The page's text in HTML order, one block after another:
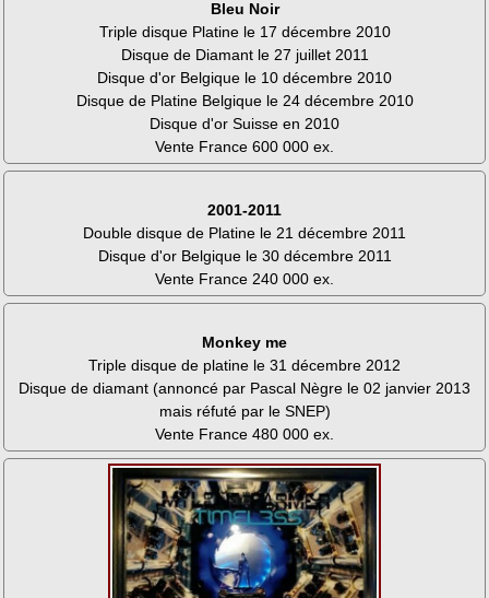
Bleu Noir
Triple disque Platine le 17 décembre 2010
Disque de Diamant le 27 juillet 2011
Disque d'or Belgique le 10 décembre 2010
Disque de Platine Belgique le 24 décembre 2010
Disque d'or Suisse en 2010
Vente France 600 000 ex.
2001-2011
Double disque de Platine le 21 décembre 2011
Disque d'or Belgique le 30 décembre 2011
Vente France 240 000 ex.
Monkey me
Triple disque de platine le 31 décembre 2012
Disque de diamant (annoncé par Pascal Nègre le 02 janvier 2013
mais réfuté par le SNEP)
Vente France 480 000 ex.